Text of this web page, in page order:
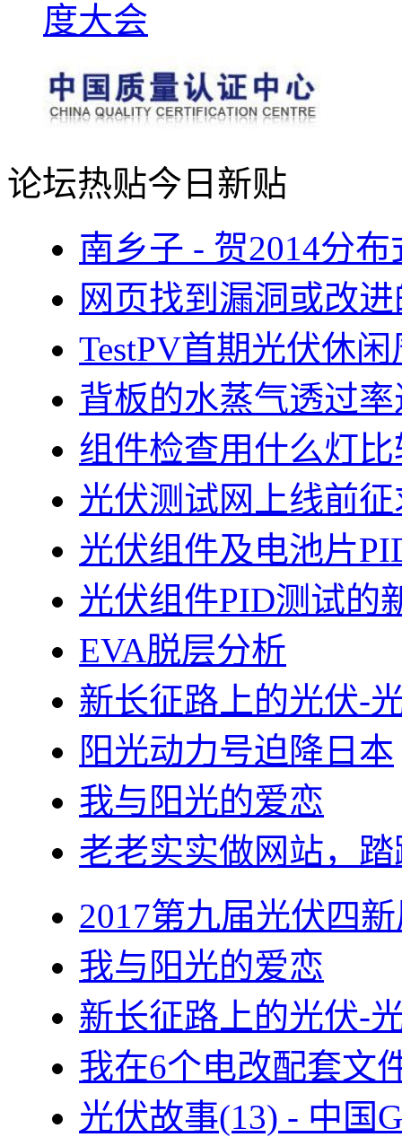
论坛热贴今日新贴
南乡子 - 贺2014分
网页找到漏洞或改
TestPV首期光伏休
背板的水蒸气透过
组件检查用什么灯
光伏测试网上线前
光伏组件及电池片
光伏组件PID测试的
EVA脱层分析
新长征路上的光伏-
阳光动力号迫降日本
我与阳光的爱恋
老老实实做网站，
2017第九届光伏四
我与阳光的爱恋
新长征路上的光伏-
我在6个电改配套文
光伏故事(13) - 中国